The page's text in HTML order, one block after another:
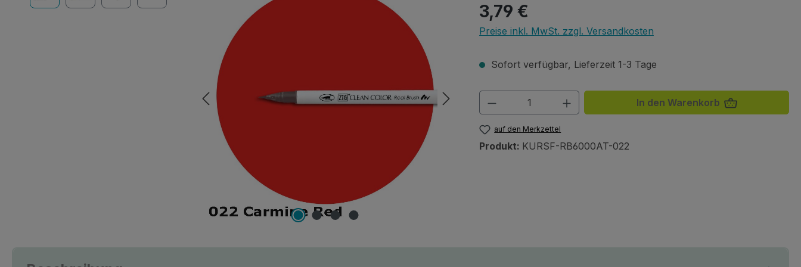
Regulärer Preis:
3,79 €
Preise inkl. MwSt. zzgl. Versandkosten
Sofort verfügbar, Lieferzeit 1-3 Tage
Produkt Anzahl: Gib den gewünschten Wert
In den Warenkorb
auf den Merkzettel
Produkt: KURSF-RB6000AT-022